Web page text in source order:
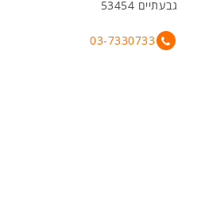
גבעתיים 53454
03-7330733